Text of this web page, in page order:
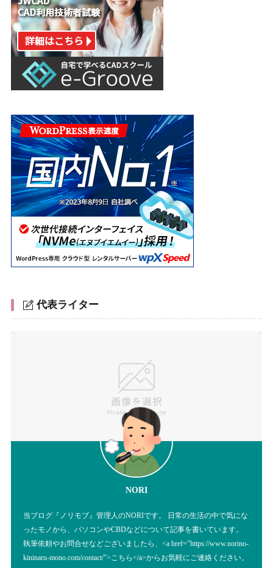
代表ライター
NORI
当ブログ『ノリモブ』管理人のNORIです。 日常の生活の中で気にな
ったモノから、パソコンやCBDなどについて記事を書いています。
執筆依頼やお問合せなどございましたら、<a href="https://www.norino-
kininaru-mono.com/contact/">こちら</a>からお気軽にご連絡ください。